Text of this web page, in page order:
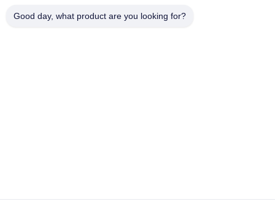
Good day, what product are you looking for?